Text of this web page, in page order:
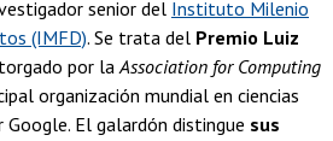
senior del Instituto Milenio
(IMFD). Se trata del Premio Luiz
por la Association for Computing
organización mundial en ciencias
El galardón distingue sus